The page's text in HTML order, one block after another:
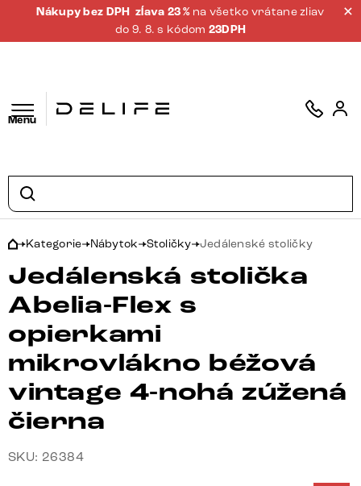
Nákupy bez DPH zĺava 23 % na všetko vrátane zliav
do 9. 8. s kódom 23DPH
Menu
Kategorie Nábytok Stoličky Jedálenské stoličky
Jedálenská stolička
Abelia-Flex s
opierkami
mikrovlákno béžová
vintage 4-nohá zúžená
čierna
SKU: 26384